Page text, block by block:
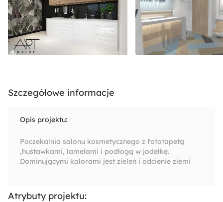
Szczegółowe informacje
Opis projektu:
Poczekalnia salonu kosmetycznego z fototapetą
,huśtawkami, lamelami i podłogą w jodełkę.
Dominującymi kolorami jest zieleń i odcienie ziemi
Atrybuty projektu: